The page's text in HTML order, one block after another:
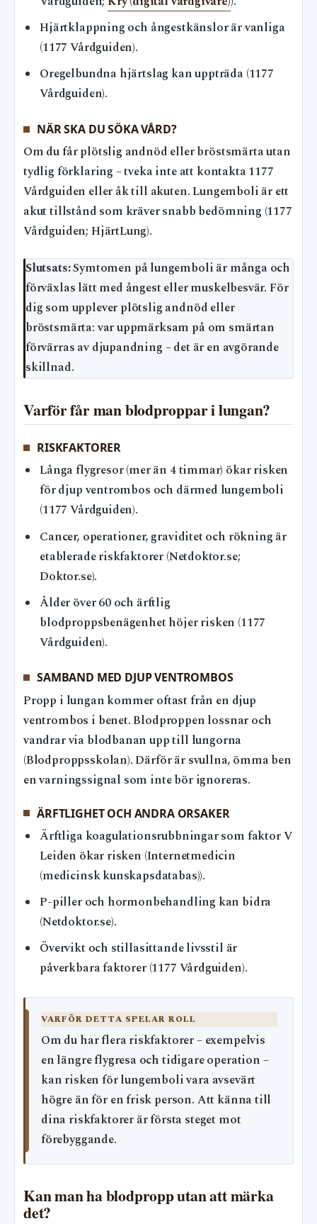
Hjärtklappning och ångestkänslor är vanliga
(1177 Vårdguiden).
Oregelbundna hjärtslag kan uppträda (1177
Vårdguiden).
NÄR SKA DU SÖKA VÅRD?
Om du får plötslig andnöd eller bröstsmärta utan
tydlig förklaring – tveka inte att kontakta 1177
Vårdguiden eller åk till akuten. Lungemboli är ett
akut tillstånd som kräver snabb bedömning (1177
Vårdguiden; HjärtLung).
Slutsats:Symtomen på lungemboli är många och
förväxlas lätt med ångest eller muskelbesvär. För
dig som upplever plötslig andnöd eller
bröstsmärta: var uppmärksam på om smärtan
förvärras av djupandning – det är en avgörande
skillnad.
Varför får man blodproppar i lungan?
RISKFAKTORER
Långa flygresor (mer än 4 timmar) ökar risken
för djup ventrombos och därmed lungemboli
(1177 Vårdguiden).
Cancer, operationer, graviditet och rökning är
etablerade riskfaktorer (Netdoktor.se;
Doktor.se).
Ålder över 60 och ärftlig
blodproppsbenägenhet höjer risken (1177
Vårdguiden).
SAMBAND MED DJUP VENTROMBOS
Propp i lungan kommer oftast från en djup
ventrombos i benet. Blodproppen lossnar och
vandrar via blodbanan upp till lungorna
(Blodproppsskolan). Därför är svullna, ömma ben
en varningssignal som inte bör ignoreras.
ÄRFTLIGHET OCH ANDRA ORSAKER
Ärftliga koagulationsrubbningar som faktor V
Leiden ökar risken (Internetmedicin
(medicinsk kunskapsdatabas)).
P-piller och hormonbehandling kan bidra
(Netdoktor.se).
Övervikt och stillasittande livsstil är
påverkbara faktorer (1177 Vårdguiden).
VARFÖR DETTA SPELAR ROLL
Om du har flera riskfaktorer – exempelvis
en längre flygresa och tidigare operation –
kan risken för lungemboli vara avsevärt
högre än för en frisk person. Att känna till
dina riskfaktorer är första steget mot
förebyggande.
Kan man ha blodpropp utan att märka
det?